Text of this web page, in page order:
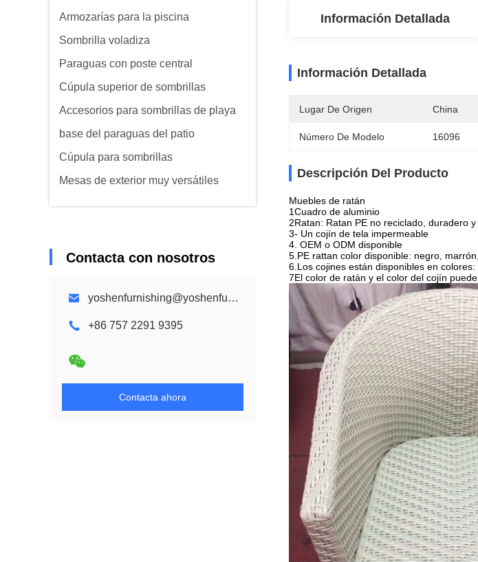
Armozarías para la piscina
Sombrilla voladiza
Paraguas con poste central
Cúpula superior de sombrillas
Accesorios para sombrillas de playa
base del paraguas del patio
Cúpula para sombrillas
Mesas de exterior muy versátiles
Contacta con nosotros
yoshenfurnishing@yoshenfurnishing.com
+86 757 2291 9395
Contacta ahora
Información Detallada
Información Detallada
Lugar De Origen China
Número De Modelo 16096
Descripción Del Producto
Muebles de ratán
1Cuadro de aluminio
2Ratan: Ratan PE no reciclado, duradero
3- Un cojín de tela impermeable
4. OEM o ODM disponible
5.PE rattan color disponible: negro,
6.Los cojines están disponibles en
7El color de ratán y el color del cojín